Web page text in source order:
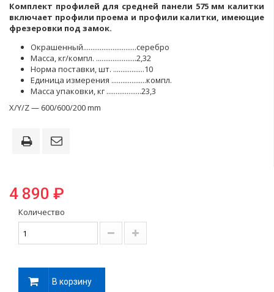
Комплект профилей для средней панели 575 мм калитки
включает профили проема и профили калитки, имеющие
фрезеровки под замок.
Окрашенный.............................серебро
Масса, кг/компл. ......................2,32
Норма поставки, шт. .................10
Единица измерения ...................компл.
Масса упаковки, кг ...................23,3
X/Y/Z — 600/600/200 mm
4 890 ₽
Количество
В корзину